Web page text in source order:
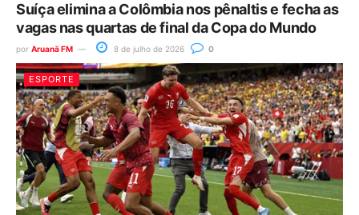
Suíça elimina a Colômbia nos pênaltis e fecha as
vagas nas quartas de final da Copa do Mundo
por Aruanã FM 8 de julho de 2026 0
ESPORTE